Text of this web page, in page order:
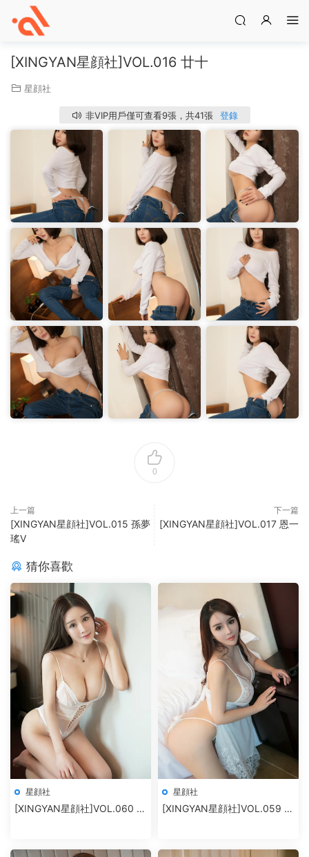
[XINGYAN星顔社]VOL.016 廿十
星顔社
非VIP用戶僅可查看9張，共41張 登錄
0
上一篇
[XINGYAN星顔社]VOL.015 孫夢
瑤V
下一篇
[XINGYAN星顔社]VOL.017 恩一
猜你喜歡
星顔社
[XINGYAN星顔社]VOL.060 麗
星顔社
[XINGYAN星顔社]VOL.059 雪